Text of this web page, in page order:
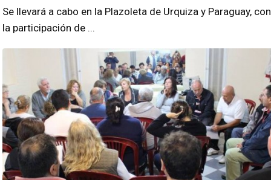
Se llevará a cabo en la Plazoleta de Urquiza y Paraguay, con
la participación de ...